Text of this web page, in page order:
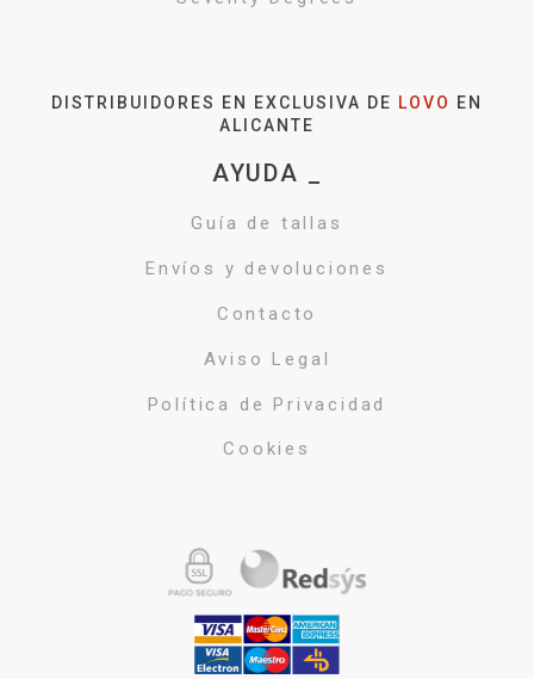
DISTRIBUIDORES EN EXCLUSIVA DE LOVO
EN
ALICANTE
AYUDA _
Guía de tallas
Envíos y devoluciones
Contacto
Aviso Legal
Política de Privacidad
Cookies